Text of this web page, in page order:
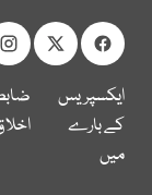
ایکسپریس
کے بارے
میں